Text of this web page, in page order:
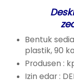
Bentuk
plastik, 90
Produsen :
Izin edar :